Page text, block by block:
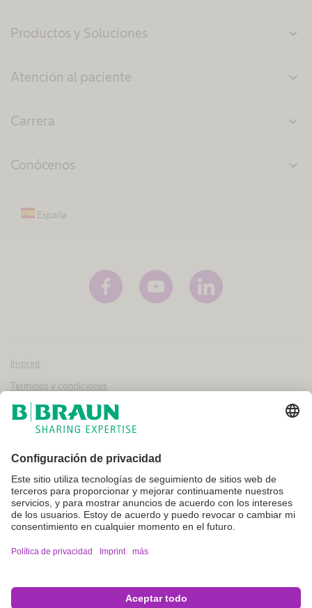
Productos y Soluciones expand_more
Atención al paciente expand_more
Carrera expand_more
Conócenos expand_more
España
Imprint
Términos y condiciones
Aviso legal y condiciones de uso
Política de privacidad
Canal interno de información
Configuración de cookies
No todos los productos que aparecen en esta web están registrados y
autorizados para la venta en otros países o regiones. Las indicaciones
de uso y presentación de dichos productos pueden variar en función
producto. Las imágenes de los productos que pueden aparecer en la